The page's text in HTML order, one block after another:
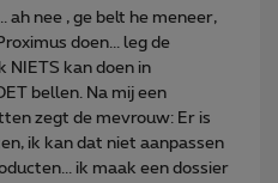
ah nee , ge belt he meneer,
doen... leg de
kan doen in
bellen. Na mij een
zegt de mevrouw: Er is
ik kan dat niet aanpassen
ik maak een dossier